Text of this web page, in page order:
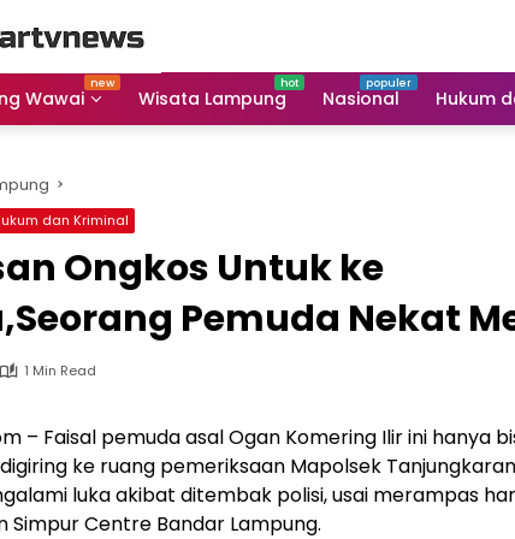
Wawai Wisata Lampung Nasional Hukum
dan Kriminal
Ongkos Untuk ke
Pemuda Nekat
1 Min Read
– Faisal pemuda asal Ogan Komering Ilir ini hanya
ke ruang pemeriksaan Mapolsek
luka akibat ditembak polisi, usai merampas
Simpur Centre Bandar Lampung.